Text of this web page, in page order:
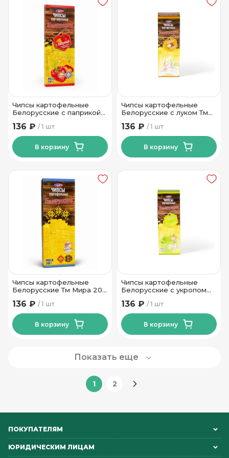
Чипсы картофельные
Белорусские с паприкой
1 шт
136 ₽
В корзину
Чипсы картофельные
Белорусские с луком Тм
1 шт
136 ₽
В корзину
Чипсы картофельные
Белорусские Тм Мира 200
1 шт
136 ₽
В корзину
Чипсы картофельные
Белорусские с укропом
1 шт
136 ₽
В корзину
Показать еще
1 2
ПОКУПАТЕЛЯМ
ЮРИДИЧЕСКИМ ЛИЦАМ